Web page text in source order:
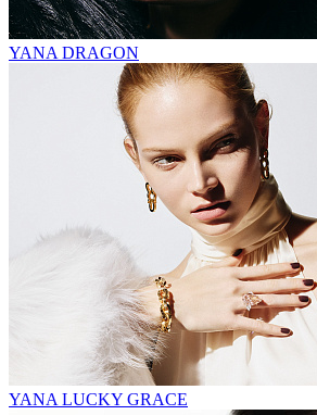
YANA DRAGON
YANA LUCKY GRACE